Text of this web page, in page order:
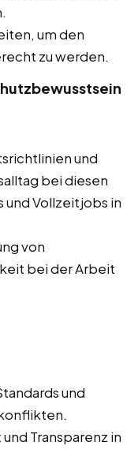
um den
zu werden.
und
bei diesen
und Vollzeitjobs in
von
bei der Arbeit
und
Transparenz in